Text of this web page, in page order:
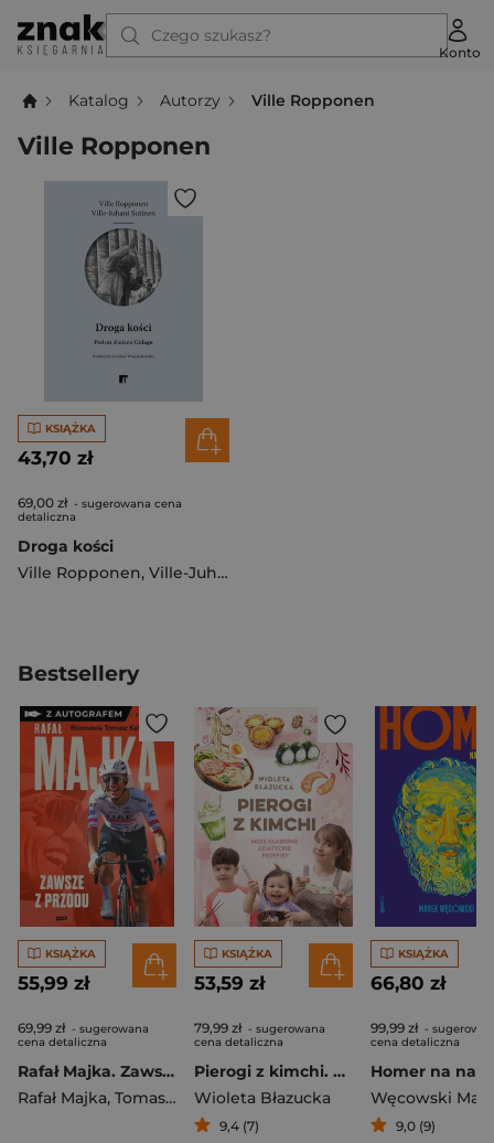
Czego szukasz?
Konto
Katalog Autorzy Ville Ropponen
Ville Ropponen
KSIĄŻKA
43,70 zł
69,00 zł - sugerowana cena
detaliczna
Droga kości
Ville Ropponen, Ville-Juhani Sutinen
Bestsellery
KSIĄŻKA
55,99 zł
69,99 zł - sugerowana
cena detaliczna
Rafał Majka. Zawsze z przodu. Rozmawia Tomasz Kalemba - książka z autografem
Rafał Majka, Tomasz Kalemba
KSIĄŻKA
53,59 zł
79,99 zł - sugerowana
cena detaliczna
Pierogi z kimchi. Moje ulubione azjatyckie przepisy
Wioleta Błazucka
9,4 (7)
KSIĄŻKA
66,80 zł
99,99 zł -
cena detaliczna
Węcowski
9,0 (9)